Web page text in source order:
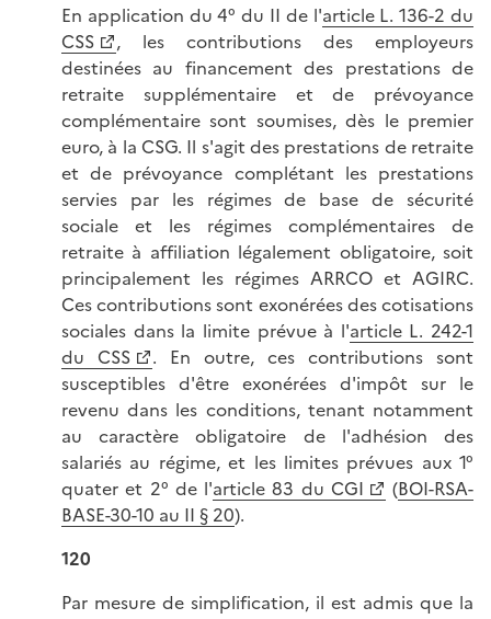
En application du 4° du II de l'article L. 136-2 du
CSS
, les contributions des employeurs
destinées au financement des prestations de
retraite supplémentaire et de prévoyance
complémentaire sont soumises, dès le premier
euro, à la CSG. Il s'agit des prestations de retraite
et de prévoyance complétant les prestations
servies par les régimes de base de sécurité
sociale et les régimes complémentaires de
retraite à affiliation légalement obligatoire, soit
principalement les régimes ARRCO et AGIRC.
Ces contributions sont exonérées des cotisations
sociales dans la limite prévue à l'article L. 242-1
du CSS
. En outre, ces contributions sont
susceptibles d'être exonérées d'impôt sur le
revenu dans les conditions, tenant notamment
au caractère obligatoire de l'adhésion des
salariés au régime, et les limites prévues aux 1°
quater et 2° de l'article 83 du CGI (BOI-RSA-
BASE-30-10 au II § 20).
120
Par mesure de simplification, il est admis que la